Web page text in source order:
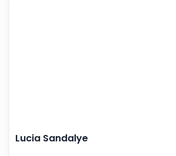
Lucia Sandalye